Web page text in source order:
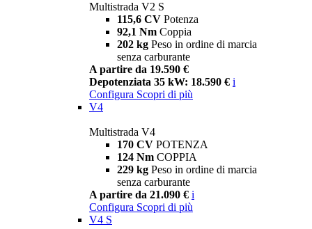
Multistrada V2 S
115,6 CV Potenza
92,1 Nm Coppia
202 kg Peso in ordine di marcia
senza carburante
A partire da 19.590 €
Depotenziata 35 kW: 18.590 € i
Configura Scopri di più
V4
Multistrada V4
170 CV POTENZA
124 Nm COPPIA
229 kg Peso in ordine di marcia
senza carburante
A partire da 21.090 € i
Configura Scopri di più
V4 S